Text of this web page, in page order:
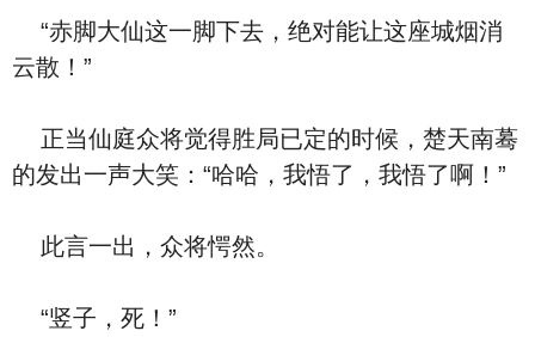
“赤脚大仙这一脚下去，绝对能让这座城烟消
云散！”
正当仙庭众将觉得胜局已定的时候，楚天南蓦
的发出一声大笑：“哈哈，我悟了，我悟了啊！”
此言一出，众将愕然。
“竖子，死！”